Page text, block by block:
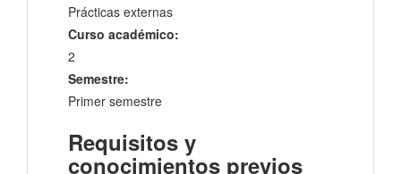
Prácticas externas
Curso académico:
2
Semestre:
Primer semestre
Requisitos y
conocimientos previos